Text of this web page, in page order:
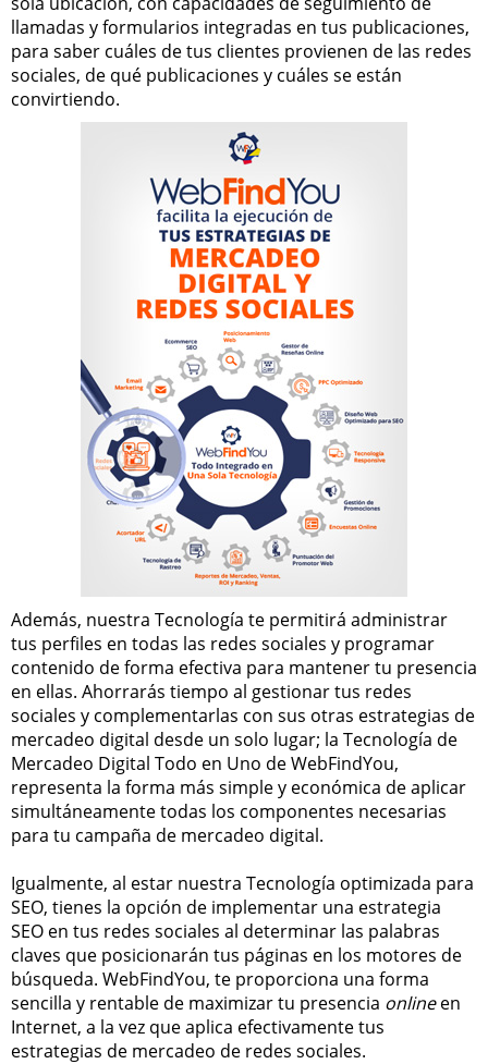
llamadas y formularios integradas en tus publicaciones,
para saber cuáles de tus clientes provienen de las redes
sociales, de qué publicaciones y cuáles se están
convirtiendo.
Además, nuestra Tecnología te permitirá administrar
tus perfiles en todas las redes sociales y programar
contenido de forma efectiva para mantener tu presencia
en ellas. Ahorrarás tiempo al gestionar tus redes
sociales y complementarlas con sus otras estrategias de
mercadeo digital desde un solo lugar; la Tecnología de
Mercadeo Digital Todo en Uno de WebFindYou,
representa la forma más simple y económica de aplicar
simultáneamente todas los componentes necesarias
para tu campaña de mercadeo digital.
Igualmente, al estar nuestra Tecnología optimizada para
SEO, tienes la opción de implementar una estrategia
SEO en tus redes sociales al determinar las palabras
claves que posicionarán tus páginas en los motores de
búsqueda. WebFindYou, te proporciona una forma
sencilla y rentable de maximizar tu presencia onlineen
Internet, a la vez que aplica efectivamente tus
estrategias de mercadeo de redes sociales.